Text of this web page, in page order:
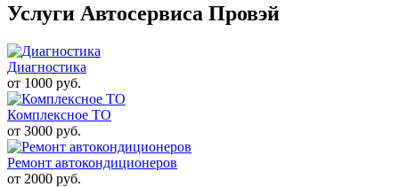
Услуги Автосервиса Провэй
Диагностика
от 1000 руб.
Комплексное ТО
от 3000 руб.
Ремонт автокондиционеров
от 2000 руб.